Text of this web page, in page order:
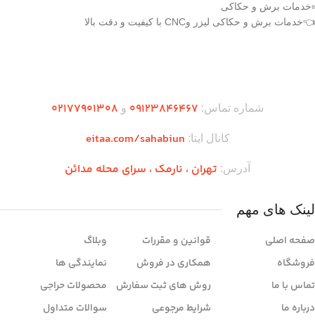
▫️خدمات برش و حکاکی
👈خدمات برش و حکاکی لیزر وCNC با کیفیت و دقت بالا
شماره تماس: ۰۹۱۲۳846467 و ۰2۱77901308
کانال ایتا: eitaa.com/sahabiun
آدرس: تهران ،‌ نارمک ، سرای محله مدائن
لینک های مهم
صفحه اصلی
فروشگاه
تماس با ما
درباره ما
قوانین و مقررات
همکاری در فروش
روش های ثبت سفارش
شرایط مرجوعی
وبلاگ
نمایندگی ها
محصولات حراجی
سوالات متداول